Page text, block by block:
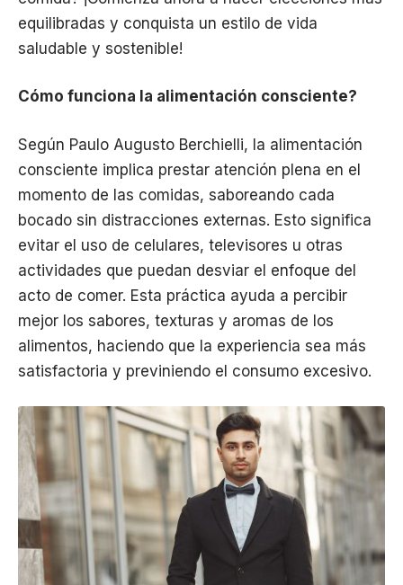
equilibradas y conquista un estilo de vida
saludable y sostenible!
Cómo funciona la alimentación consciente?
Según Paulo Augusto Berchielli, la alimentación
consciente implica prestar atención plena en el
momento de las comidas, saboreando cada
bocado sin distracciones externas. Esto significa
evitar el uso de celulares, televisores u otras
actividades que puedan desviar el enfoque del
acto de comer. Esta práctica ayuda a percibir
mejor los sabores, texturas y aromas de los
alimentos, haciendo que la experiencia sea más
satisfactoria y previniendo el consumo excesivo.